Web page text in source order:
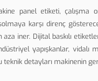
panel etiketi, çalışma
karşı direnç
iner. Dijital baskılı
yapışkanlar, vidalı
teknik detayları makinenin